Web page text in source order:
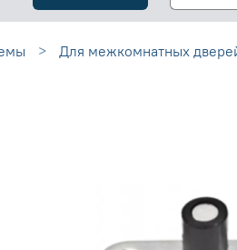
Для межкомнатных